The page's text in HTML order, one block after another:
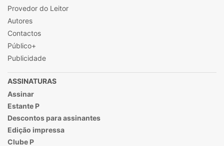
Provedor do Leitor
Autores
Contactos
Público+
Publicidade
ASSINATURAS
Assinar
Estante P
Descontos para assinantes
Edição impressa
Clube P